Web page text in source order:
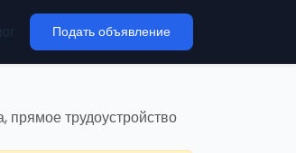
Подать объявление
прямое трудоустройство